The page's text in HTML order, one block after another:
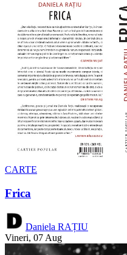
CARTE
Frica
Daniela RAȚIU
Vineri, 07 Aug